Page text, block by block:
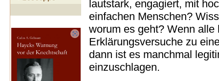
lautstark, engagiert, mit
einfachen Menschen?
worum es geht? Wenn alle
Erklärungsversuche zu
dann ist es manchmal
einzuschlagen.